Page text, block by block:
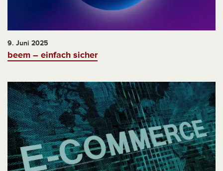
9. Juni 2025
beem – einfach sicher